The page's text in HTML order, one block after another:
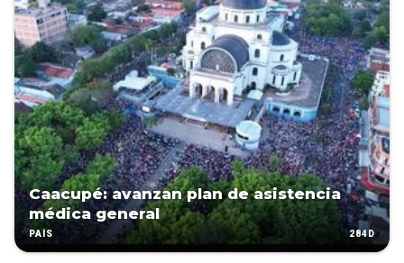
Caacupé: avanzan plan de asistencia
médica general
PAÍS 284D